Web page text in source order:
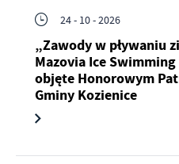
24 - 10 - 2026
„Zawody w pływaniu
Mazovia Ice
objęte Honorowym
Gminy Kozienice